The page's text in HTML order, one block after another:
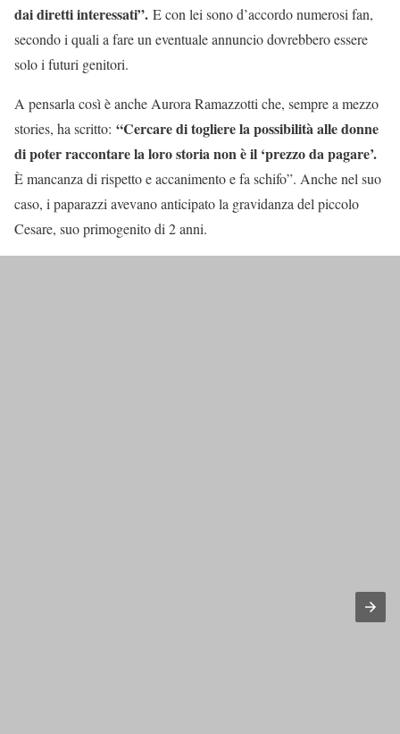
dai diretti interessati”. E con lei sono d’accordo numerosi fan,
secondo i quali a fare un eventuale annuncio dovrebbero essere
solo i futuri genitori.
A pensarla così è anche Aurora Ramazzotti che, sempre a mezzo
stories, ha scritto: “Cercare di togliere la possibilità alle donne
di poter raccontare la loro storia non è il ‘prezzo da pagare’.
È mancanza di rispetto e accanimento e fa schifo”. Anche nel suo
caso, i paparazzi avevano anticipato la gravidanza del piccolo
Cesare, suo primogenito di 2 anni.